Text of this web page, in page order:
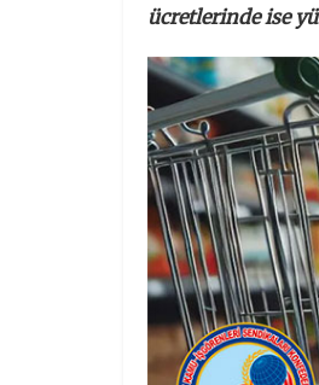
ücretlerinde ise